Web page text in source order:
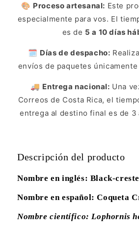
🎨 Proceso artesanal: Este
especialmente para vos. El
es de 5 a 10 días
🗓️ Días de despacho:
envíos de paquetes
🚚 Entrega nacional: Una
Correos de Costa Rica, el
entrega al destino final es de 3
Descripción del producto
Nombre en inglés: Black-
Nombre en español: Coqueta
Nombre científico: Lophornis